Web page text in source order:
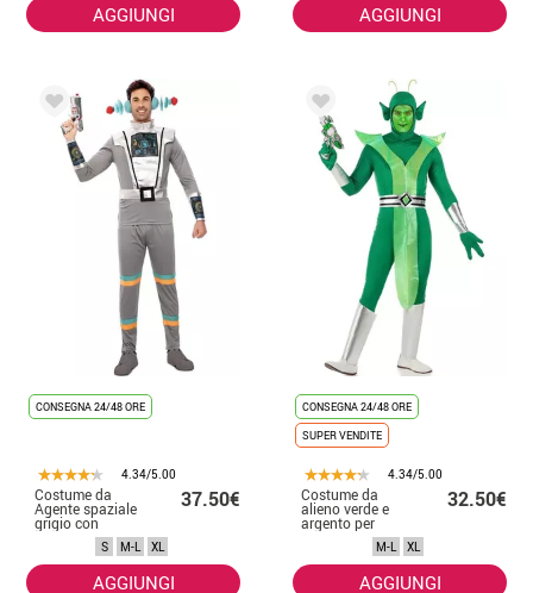
AGGIUNGI AGGIUNGI
CONSEGNA 24/48 ORE
4.34/5.00
Costume da
Agente spaziale
grigio con
braccialetti per
37.50€
S M-L XL
AGGIUNGI
CONSEGNA 24/48 ORE
SUPER VENDITE
4.34/5.00
Costume da
alieno verde e
argento per
uomo
32.50€
M-L XL
AGGIUNGI